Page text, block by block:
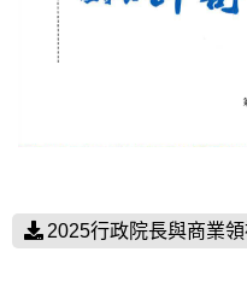
2025行政院長與商業